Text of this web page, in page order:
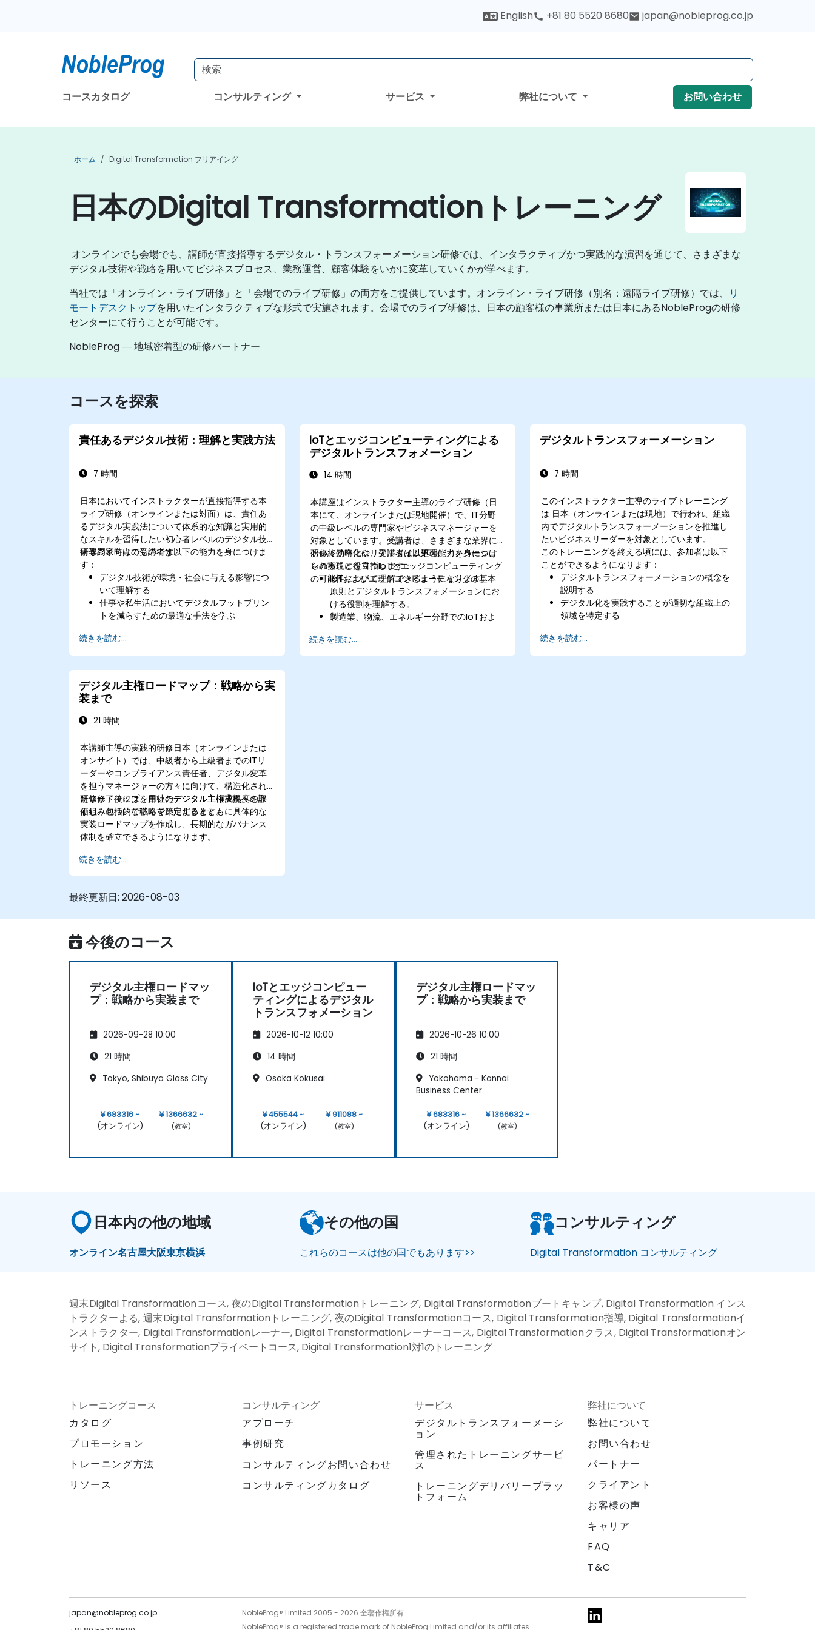
English +81 80 5520 8680 japan@nobleprog.co.jp
コースカタログ コンサルティング サービス 弊社について お問い合わせ
ホーム Digital Transformation フリアイング
日本のDigital Transformationトレーニング
オンラインでも会場でも、講師が直接指導するデジタル・トランスフォーメーション研修では、インタラクティブかつ実践的な演習を通じて、さまざまな
デジタル技術や戦略を用いてビジネスプロセス、業務運営、顧客体験をいかに変革していくかが学べます。
当社では「オンライン・ライブ研修」と「会場でのライブ研修」の両方をご提供しています。オンライン・ライブ研修（別名：遠隔ライブ研修）では、
リ
モートデスクトップを用いたインタラクティブな形式で実施されます。会場でのライブ研修は、日本の顧客様の事業所または日本にあるNobleProgの研修
センターにて行うことが可能です。
NobleProg ― 地域密着型の研修パートナー
コースを探索
責任あるデジタル技術：理解と実践方法
7 時間
日本においてインストラクターが直接指導する本
ライブ研修（オンラインまたは対面）は、責任あ
るデジタル実践法について体系的な知識と実用的
なスキルを習得したい初心者レベルのデジタル技
術専門家向けのものです。
研修終了時点で受講者は以下の能力を身につけま
す：
デジタル技術が環境・社会に与える影響につ
いて理解する
仕事や私生活においてデジタルフットプリン
トを減らすための最適な手法を学ぶ
コデザインの知識を獲得する
業務において責任あるデジタル実践法を導入
続きを読む...
IoTとエッジコンピューティングによる
デジタルトランスフォメーション
14 時間
本講座はインストラクター主導のライブ研修（日
本にて、オンラインまたは現地開催）で、IT分野
の中級レベルの専門家やビジネスマネージャーを
対象としています。受講者は、さまざまな業界に
おいて効率化やリアルタイム処理、イノベーショ
ンの実現に役立つIoTとエッジコンピューティング
の可能性について理解できるようになります。
研修終了時には、受講者は以下の能力を身につけ
られることを目指します：
IoTおよびエッジコンピューティングの基本
原則とデジタルトランスフォメーションにお
ける役割を理解する。
製造業、物流、エネルギー分野でのIoTおよ
できる。
エッジコンピューティングとクラウドコンピ
続きを読む...
デジタルトランスフォーメーション
7 時間
このインストラクター主導のライブトレーニング
は 日本（オンラインまたは現地）で行われ、組織
内でデジタルトランスフォーメーションを推進し
たいビジネスリーダーを対象としています。
このトレーニングを終える頃には、参加者は以下
ことができるようになります：
デジタルトランスフォーメーションの概念を
説明する
デジタル化を実践することが適切な組織上の
領域を特定する
要とされる変更を示したデジタル化戦略を策
定する。
続きを読む...
デジタル主権ロードマップ：戦略から実
装まで
21 時間
本講師主導の実践的研修日本（オンラインまたは
オンサイト）では、中級者から上級者までのITリ
ーダーやコンプライアンス責任者、デジタル変革
を担うマネージャーの方々に向けて、構造化され
たロードマップを用いたデジタル主権実現への取
り組みについて学んでいただきます。
研修修了後には、自社のデジタル主権成熟度を評
価し、包括的な戦略を策定するとともに具体的な
実装ロードマップを作成し、長期的なガバナンス
体制を確立できるようになります。
続きを読む...
最終更新日: 2026-08-03
今後のコース
デジタル主権ロードマッ
プ：戦略から実装まで
2026-09-28 10:00
21 時間
Tokyo, Shibuya Glass City
¥ 683316 ~
(オンライン)
¥ 1366632 ~
(教室)
IoTとエッジコンピュー
ティングによるデジタル
トランスフォメーション
2026-10-12 10:00
14 時間
Osaka Kokusai
¥ 455544 ~
(オンライン)
¥ 911088 ~
(教室)
デジタル主権ロードマッ
プ：戦略から実装まで
2026-10-26 10:00
21 時間
Yokohama - Kannai
Business Center
¥ 683316 ~
(オンライン)
¥ 1366632 ~
(教室)
日本内の他の地域
オンライン名古屋大阪東京横浜
その他の国
これらのコースは他の国でもあります>>
コンサルティング
Digital Transformation コンサルティング
週末Digital Transformationコース, 夜のDigital Transformationトレーニング, Digital Transformationブートキャンプ, Digital Transformation インス
トラクターよる, 週末Digital Transformationトレーニング, 夜のDigital Transformationコース, Digital Transformation指導, Digital Transformationイ
ンストラクター, Digital Transformationレーナー, Digital Transformationレーナーコース, Digital Transformationクラス, Digital Transformationオン
サイト, Digital Transformationプライベートコース, Digital Transformation1対1のトレーニング
トレーニングコース
カタログ
プロモーション
トレーニング方法
リソース
コンサルティング
アプローチ
事例研究
コンサルティングお問い合わせ
コンサルティングカタログ
サービス
デジタルトランスフォーメーシ
ョン
管理されたトレーニングサービ
ス
トレーニングデリバリープラッ
トフォーム
弊社について
弊社について
お問い合わせ
パートナー
クライアント
お客様の声
キャリア
FAQ
T&C
japan@nobleprog.co.jp
NobleProg® Limited 2005 - 2026 全著作権所有
NobleProg® is a registered trade mark of NobleProg Limited and/or its affiliates.